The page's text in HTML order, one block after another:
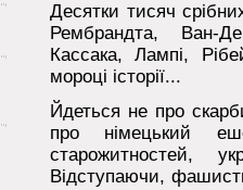
Десятки тисяч
Рембрандта, Ван-
Кассака, Лампі,
мороці історії...
Йдеться не про
про німецький
старожитностей,
Відступаючи,